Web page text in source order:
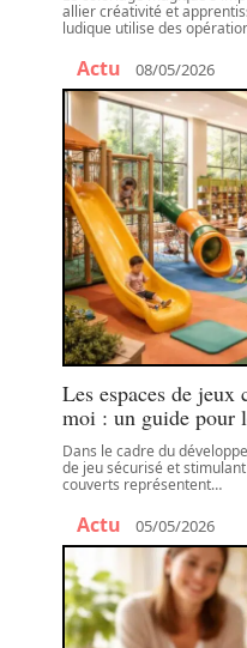
allier créativité et
ludique utilise des
Actu 08/05/2026
Les espaces de jeux
moi : un guide pour
Dans le cadre du
de jeu sécurisé et
couverts représentent…
Actu 05/05/2026